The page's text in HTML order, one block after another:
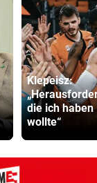
Klepeisz:
die ich haben
wollte“